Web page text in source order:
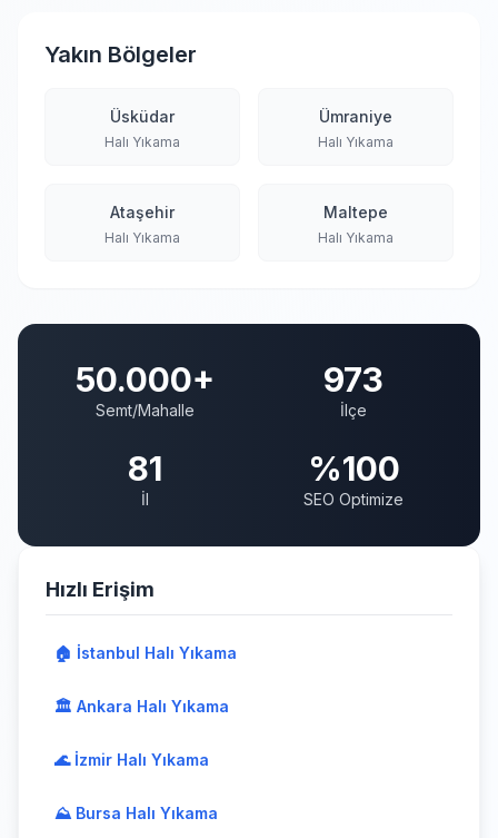
Yakın Bölgeler
Üsküdar
Halı Yıkama
Ümraniye
Halı Yıkama
Ataşehir
Halı Yıkama
Maltepe
Halı Yıkama
50.000+
Semt/Mahalle
973
İlçe
81
İl
%100
SEO Optimize
Hızlı Erişim
🏠 İstanbul Halı Yıkama
🏛️ Ankara Halı Yıkama
🌊 İzmir Halı Yıkama
⛰️ Bursa Halı Yıkama